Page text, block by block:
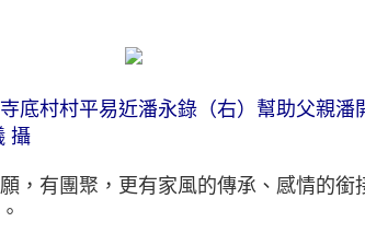
村村平易近潘永錄（右）幫助父親潘
攝
有團聚，更有家風的傳承、感情的銜